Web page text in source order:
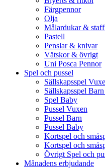
Färgpennor
Olja
Målardukar &
Pastell
Penslar & knivar
Vätskor & övrigt
Uni Posca Pennor
Spel och pussel
Sällskapsspel
Sällskapsspel
Spel Baby
Pussel Vuxen
Pussel Barn
Pussel Baby
Kortspel och
Kortspel och
Övrigt Spel och
Månadens erbjudande